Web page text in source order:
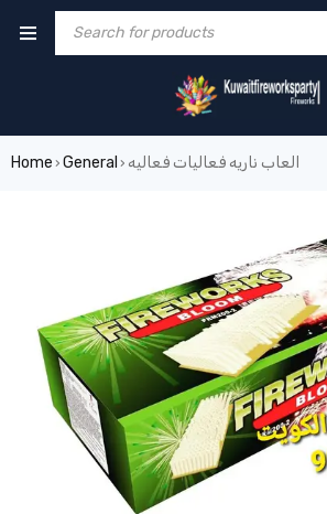
Home › General › العاب ناريه فعاليات فعاليه